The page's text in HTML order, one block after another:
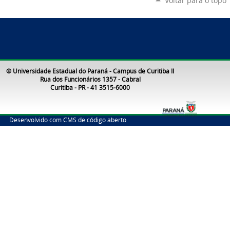
© Universidade Estadual do Paraná - Campus de Curitiba II
Rua dos Funcionários 1357 - Cabral
Curitiba - PR - 41 3515-6000
Desenvolvido com CMS de código aberto